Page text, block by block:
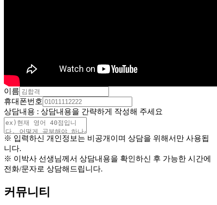
이름
휴대폰번호
상담내용 : 상담내용을 간략하게 작성해 주세요
※ 입력하신 개인정보는 비공개이며 상담을 위해서만 사용됩
니다.
※ 이박사 선생님께서 상담내용을 확인하신 후 가능한 시간에
전화/문자로 상담해드립니다.
커뮤니티